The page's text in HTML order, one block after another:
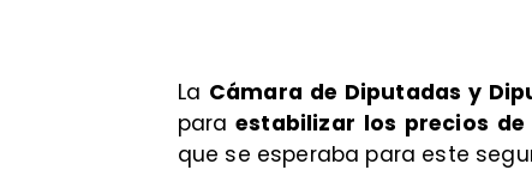
La Cámara de Diputadas y
para estabilizar los precios
que se esperaba para este